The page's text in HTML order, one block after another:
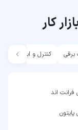
کار
برقی کنترل و ابزار دقیق
فرانت اند
پایتون